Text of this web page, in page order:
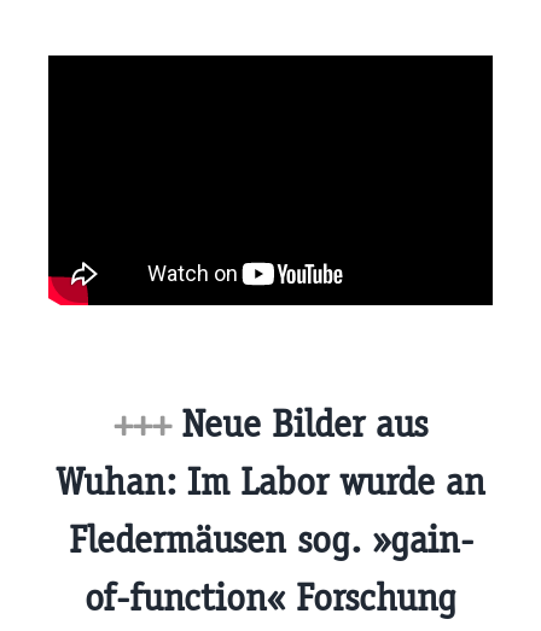
+++Neue Bilder aus
Wuhan: Im Labor wurde an
Fledermäusen sog. »gain-
of-function« Forschung